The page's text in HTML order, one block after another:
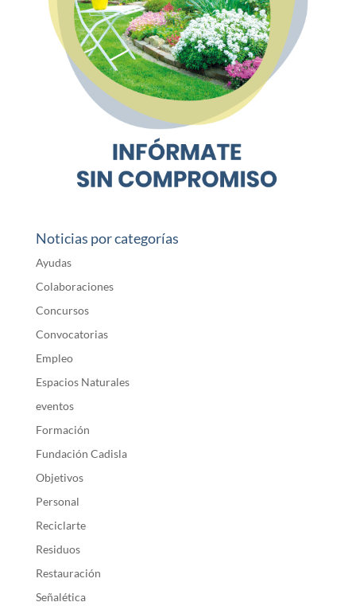
Noticias por categorías
Ayudas
Colaboraciones
Concursos
Convocatorias
Empleo
Espacios Naturales
eventos
Formación
Fundación Cadisla
Objetivos
Personal
Reciclarte
Residuos
Restauración
Señalética